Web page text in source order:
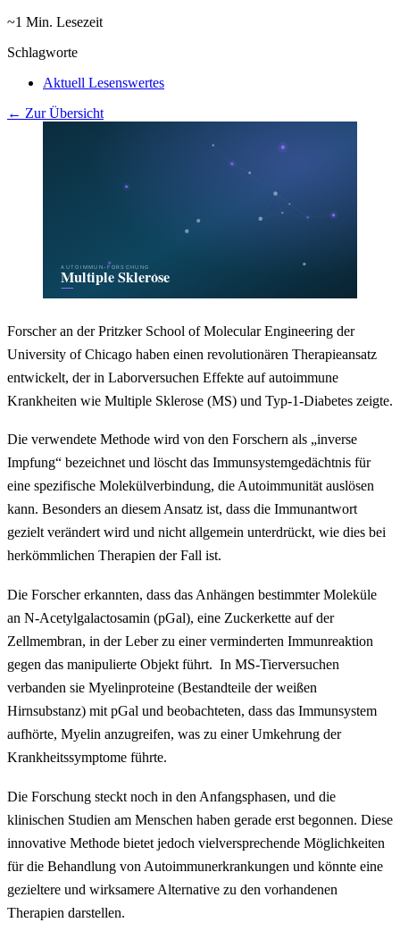
~1 Min. Lesezeit
Schlagworte
Aktuell Lesenswertes
← Zur Übersicht
Forscher an der Pritzker School of Molecular Engineering der
University of Chicago haben einen revolutionären Therapieansatz
entwickelt, der in Laborversuchen Effekte auf autoimmune
Krankheiten wie Multiple Sklerose (MS) und Typ-1-Diabetes zeigte.
Die verwendete Methode wird von den Forschern als „inverse
Impfung“ bezeichnet und löscht das Immunsystemgedächtnis für
eine spezifische Molekülverbindung, die Autoimmunität auslösen
kann. Besonders an diesem Ansatz ist, dass die Immunantwort
gezielt verändert wird und nicht allgemein unterdrückt, wie dies bei
herkömmlichen Therapien der Fall ist.
Die Forscher erkannten, dass das Anhängen bestimmter Moleküle
an N-Acetylgalactosamin (pGal), eine Zuckerkette auf der
Zellmembran, in der Leber zu einer verminderten Immunreaktion
gegen das manipulierte Objekt führt. In MS-Tierversuchen
verbanden sie Myelinproteine (Bestandteile der weißen
Hirnsubstanz) mit pGal und beobachteten, dass das Immunsystem
aufhörte, Myelin anzugreifen, was zu einer Umkehrung der
Krankheitssymptome führte.
Die Forschung steckt noch in den Anfangsphasen, und die
klinischen Studien am Menschen haben gerade erst begonnen. Diese
innovative Methode bietet jedoch vielversprechende Möglichkeiten
für die Behandlung von Autoimmunerkrankungen und könnte eine
gezieltere und wirksamere Alternative zu den vorhandenen
Therapien darstellen.